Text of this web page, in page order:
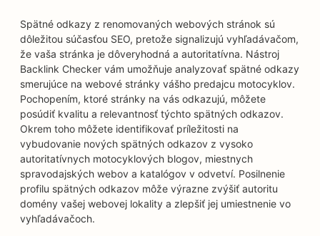
Spätné odkazy z renomovaných webových stránok sú
dôležitou súčasťou SEO, pretože signalizujú vyhľadávačom,
že vaša stránka je dôveryhodná a autoritatívna. Nástroj
Backlink Checker vám umožňuje analyzovať spätné odkazy
smerujúce na webové stránky vášho predajcu motocyklov.
Pochopením, ktoré stránky na vás odkazujú, môžete
posúdiť kvalitu a relevantnosť týchto spätných odkazov.
Okrem toho môžete identifikovať príležitosti na
vybudovanie nových spätných odkazov z vysoko
autoritatívnych motocyklových blogov, miestnych
spravodajských webov a katalógov v odvetví. Posilnenie
profilu spätných odkazov môže výrazne zvýšiť autoritu
domény vašej webovej lokality a zlepšiť jej umiestnenie vo
vyhľadávačoch.